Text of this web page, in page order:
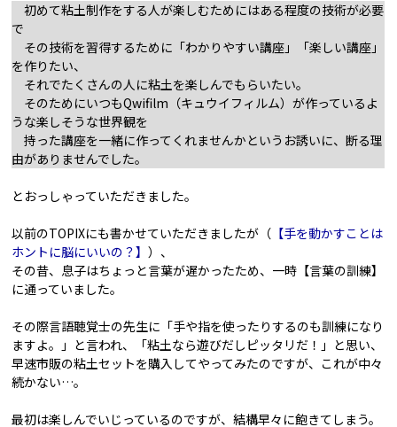
初めて粘土制作をする人が楽しむためにはある程度の技術が必要
で
その技術を習得するために「わかりやすい講座」「楽しい講座」
を作りたい、
それでたくさんの人に粘土を楽しんでもらいたい。
そのためにいつもQwifilm（キュウイフィルム）が作っているよ
うな楽しそうな世界観を
持った講座を一緒に作ってくれませんかというお誘いに、断る理
由がありませんでした。
とおっしゃっていただきました。
以前のTOPIXにも書かせていただきましたが（ 【手を動かすことは
ホントに脳にいいの？】）、
その昔、息子はちょっと言葉が遅かったため、一時【言葉の訓練】
に通っていました。
その際言語聴覚士の先生に「手や指を使ったりするのも訓練になり
ますよ。」と言われ、「粘土なら遊びだしピッタリだ！」と思い、
早速市販の粘土セットを購入してやってみたのですが、これが中々
続かない…。
最初は楽しんでいじっているのですが、結構早々に飽きてしまう。